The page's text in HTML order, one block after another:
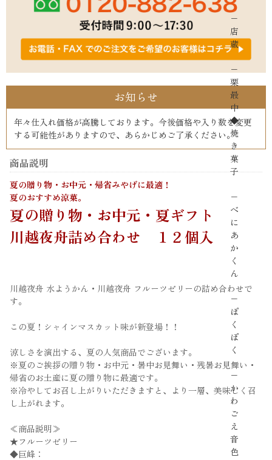
−
店
蔵
−
栗
最
中
◆
焼
き
菓
子
−
べ
に
あ
か
く
ん
−
ぽ
く
ぽ
く
−
か
わ
ご
え
音
色
お知らせ
年々仕入れ価格が高騰しております。今後価格や入り数を変更
する可能性がありますので、あらかじめご了承ください。
商品説明
夏の贈り物・お中元・帰省みやげに最適！
夏のおすすめ涼菓。
夏の贈り物・お中元・夏ギフト
川越夜舟詰め合わせ １２個入
川越夜舟 水ようかん・川越夜舟 フルーツゼリーの詰め合わせで
す。
この夏！シャインマスカット味が新登場！！
涼しさを演出する、夏の人気商品でございます。
※夏のご挨拶の贈り物・お中元・暑中お見舞い・残暑お見舞い・
帰省のお土産に夏の贈り物に最適です。
※冷やしてお召し上がりいただきますと、より一層、美味しく召
し上がれます。
≪商品説明≫
★フルーツゼリー
◆巨峰：